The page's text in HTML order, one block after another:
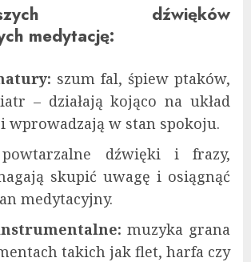
dźwięków
medytację:
szum fal, śpiew ptaków,
– działają kojąco na układ
wprowadzają w stan spokoju.
dźwięki i frazy,
skupić uwagę i osiągnąć
medytacyjny.
muzyka grana
takich jak flet, harfa czy